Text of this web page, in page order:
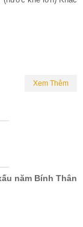
Xem Thêm
năm Bính Thân